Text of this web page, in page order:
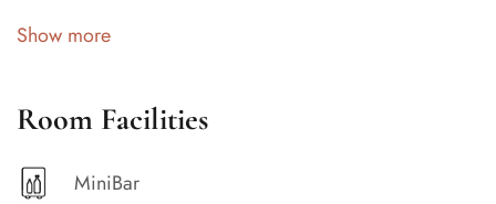
στο μπαλκόνι σας οποιαδήποτε στιγμή της διαμονής σας;
χαλαρωτικές φυσαλίδες του υδρομασάζ σας — μια
απολαυστική στιγμή χαλάρωσης, επιστρέψτε στη σουίτα
Show more
Room Facilities
MiniBar